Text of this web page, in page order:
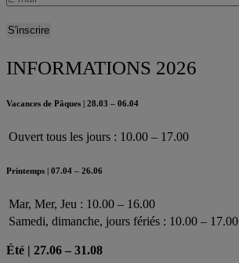
INFORMATIONS 2026
Vacances de Pâques | 28.03 – 06.04
Ouvert tous les jours : 10.00 – 17.00
Printemps | 07.04 – 26.06
Mar, Mer, Jeu : 10.00 – 16.00
Samedi, dimanche, jours fériés : 10.00 – 17.00
Été | 27.06 – 31.08